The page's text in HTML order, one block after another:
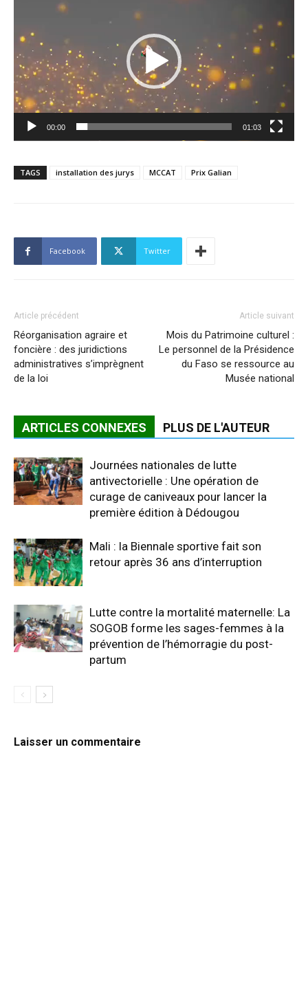
00:00 01:03
TAGS installation des jurys MCCAT Prix Galian
Facebook Twitter
Article précédent
Réorganisation agraire et
foncière : des juridictions
administratives s’imprègnent
de la loi
Article suivant
Mois du Patrimoine culturel :
Le personnel de la Présidence
du Faso se ressource au
Musée national
ARTICLES CONNEXES PLUS DE L'AUTEUR
Journées nationales de lutte
antivectorielle : Une opération de
curage de caniveaux pour lancer la
première édition à Dédougou
Mali : la Biennale sportive fait son
retour après 36 ans d’interruption
Lutte contre la mortalité maternelle: La
SOGOB forme les sages-femmes à la
prévention de l’hémorragie du post-
partum
Laisser un commentaire